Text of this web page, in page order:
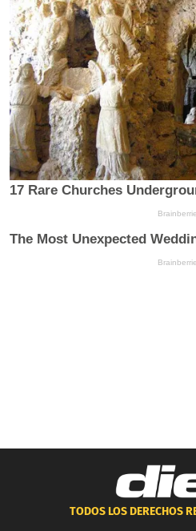
TODOS LOS DERECHOS